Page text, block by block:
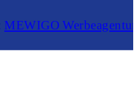
MEWIGO Werbeagentur